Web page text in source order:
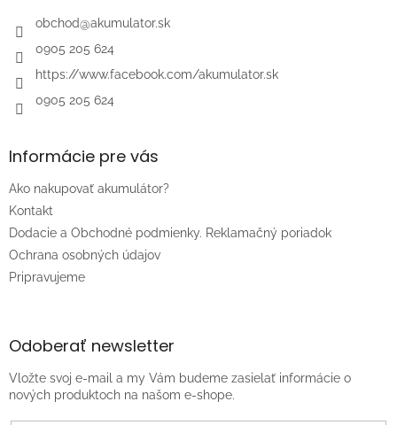
obchod@akumulator.sk
0905 205 624
https://www.facebook.com/akumulator.sk
0905 205 624
Informácie pre vás
Ako nakupovať akumulátor?
Kontakt
Dodacie a Obchodné podmienky. Reklamačný poriadok
Ochrana osobných údajov
Pripravujeme
Odoberať newsletter
Vložte svoj e-mail a my Vám budeme zasielať informácie o
nových produktoch na našom e-shope.